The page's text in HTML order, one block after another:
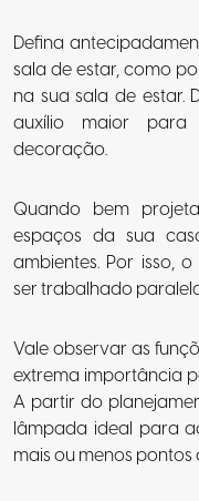
Defina
sala de estar, como
na sua sala de estar.
auxílio maior para
decoração.
Quando bem
espaços da sua
ambientes. Por isso,
ser trabalhado
Vale observar as
extrema importância
A partir do
lâmpada ideal para
mais ou menos